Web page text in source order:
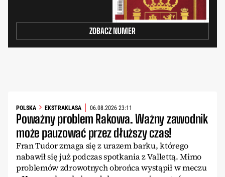
ZOBACZ NUMER
POLSKA EKSTRAKLASA 06.08.2026 23:11
Poważny problem Rakowa. Ważny zawodnik
może pauzować przez dłuższy czas!
Fran Tudor zmaga się z urazem barku, którego
nabawił się już podczas spotkania z Vallettą. Mimo
problemów zdrowotnych obrońca wystąpił w meczu